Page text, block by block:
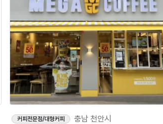
커피전문점/대형커피
충남 천안시